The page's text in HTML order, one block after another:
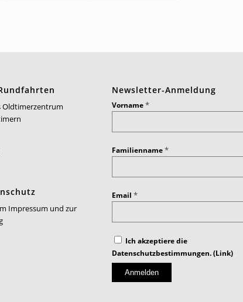
Oldtimerzentrum
Impressum und zur
Newsletter-Anmeldung
Vorname*
Familienname*
Email *
Ich akzeptiere die
Datenschutzbestimmungen. (Link)